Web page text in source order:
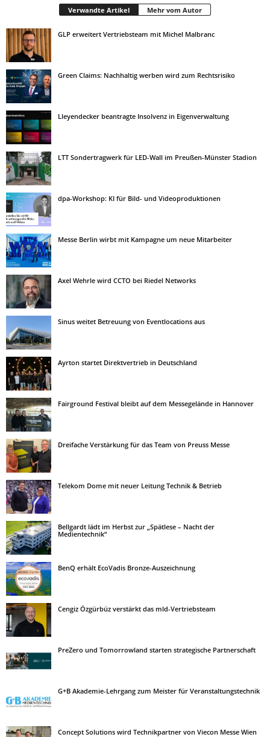
Verwandte Artikel Mehr vom Autor
GLP erweitert Vertriebsteam mit Michel Malbranc
Green Claims: Nachhaltig werben wird zum Rechtsrisiko
Lleyendecker beantragte Insolvenz in Eigenverwaltung
LTT Sondertragwerk für LED-Wall im Preußen-Münster Stadion
dpa-Workshop: KI für Bild- und Videoproduktionen
Messe Berlin wirbt mit Kampagne um neue Mitarbeiter
Axel Wehrle wird CCTO bei Riedel Networks
Sinus weitet Betreuung von Eventlocations aus
Ayrton startet Direktvertrieb in Deutschland
Fairground Festival bleibt auf dem Messegelände in Hannover
Dreifache Verstärkung für das Team von Preuss Messe
Telekom Dome mit neuer Leitung Technik & Betrieb
Bellgardt lädt im Herbst zur „Spätlese – Nacht der
Medientechnik“
BenQ erhält EcoVadis Bronze-Auszeichnung
Cengiz Özgürbüz verstärkt das mld-Vertriebsteam
PreZero und Tomorrowland starten strategische Partnerschaft
G+B Akademie-Lehrgang zum Meister für Veranstaltungstechnik
Concept Solutions wird Technikpartner von Viecon Messe Wien